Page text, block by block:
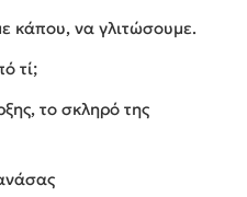
κάπου, να γλιτώσουμε.
τί;
το σκληρό της